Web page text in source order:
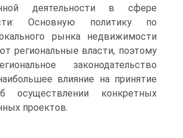
деятельности в сфере
Основную политику по
рынка недвижимости
региональные власти, поэтому
законодательство
влияние на принятие
осуществлении конкретных
проектов.